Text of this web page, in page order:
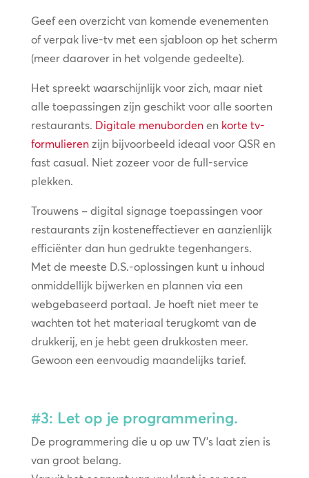
Geef een overzicht van komende evenementen
of verpak live-tv met een sjabloon op het scherm
(meer daarover in het volgende gedeelte).
Het spreekt waarschijnlijk voor zich, maar niet
alle toepassingen zijn geschikt voor alle soorten
restaurants. Digitale menubordenen korte tv-
formulierenzijn bijvoorbeeld ideaal voor QSR en
fast casual. Niet zozeer voor de full-service
plekken.
Trouwens – digital signage toepassingen voor
restaurants zijn kosteneffectiever en aanzienlijk
efficiënter dan hun gedrukte tegenhangers.
Met de meeste D.S.-oplossingen kunt u inhoud
onmiddellijk bijwerken en plannen via een
webgebaseerd portaal. Je hoeft niet meer te
wachten tot het materiaal terugkomt van de
drukkerij, en je hebt geen drukkosten meer.
Gewoon een eenvoudig maandelijks tarief.
#3: Let op je programmering.
De programmering die u op uw TV’s laat zien is
van groot belang.